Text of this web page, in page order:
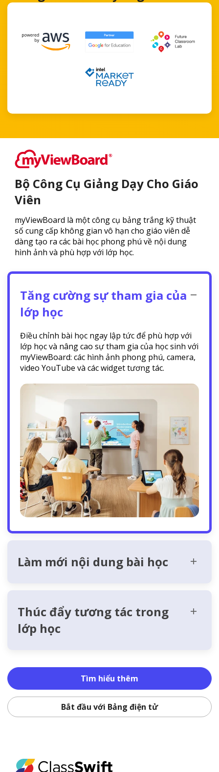
Bộ Công Cụ Giảng Dạy Cho Giáo
Viên
myViewBoard là một công cụ bảng trắng kỹ thuật
số cung cấp không gian vô hạn cho giáo viên dễ
dàng tạo ra các bài học phong phú về nội dung
hình ảnh và phù hợp với lớp học.
Tăng cường sự tham gia của
lớp học
Điều chỉnh bài học ngay lập tức để phù hợp với
lớp học và nâng cao sự tham gia của học sinh với
myViewBoard: các hình ảnh phong phú, camera,
video YouTube và các widget tương tác.
Làm mới nội dung bài học
Thúc đẩy tương tác trong
lớp học
Tìm hiểu thêm
Bắt đầu với Bảng điện tử